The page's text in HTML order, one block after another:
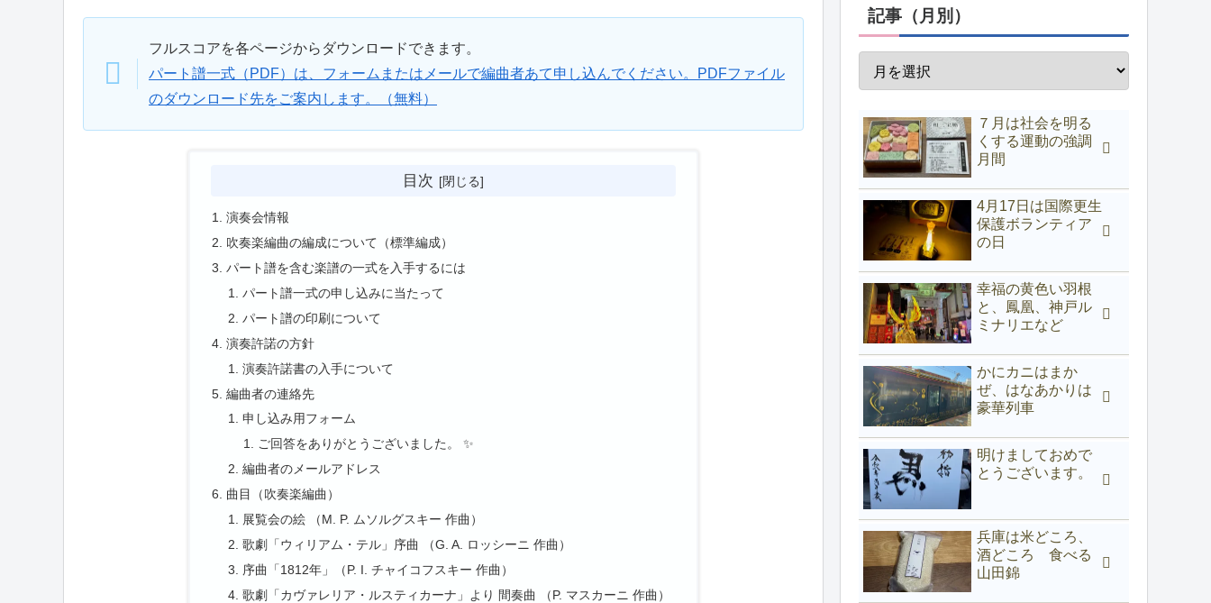
フルスコアを各ページからダウンロードできます。
パート譜一式（PDF）は、フォームまたはメールで編曲者あて申し込んでください。PDFファイル
のダウンロード先をご案内します。（無料）
目次
演奏会情報
吹奏楽編曲の編成について（標準編成）
パート譜を含む楽譜の一式を入手するには
パート譜一式の申し込みに当たって
パート譜の印刷について
演奏許諾の方針
演奏許諾書の入手について
編曲者の連絡先
申し込み用フォーム
ご回答をありがとうございました。 ✨
編曲者のメールアドレス
曲目（吹奏楽編曲）
展覧会の絵 （M. P. ムソルグスキー 作曲）
歌劇「ウィリアム・テル」序曲 （G. A. ロッシーニ 作曲）
序曲「1812年」（P. I. チャイコフスキー 作曲）
歌劇「カヴァレリア・ルスティカーナ」より 間奏曲 （P. マスカーニ 作曲）
記事（月別）
７月は社会を明る
くする運動の強調
月間
4月17日は国際更生
保護ボランティア
の日
幸福の黄色い羽根
と、鳳凰、神戸ル
ミナリエなど
かにカニはまか
ぜ、はなあかりは
豪華列車
明けましておめで
とうございます。
兵庫は米どころ、
酒どころ 食べる
山田錦